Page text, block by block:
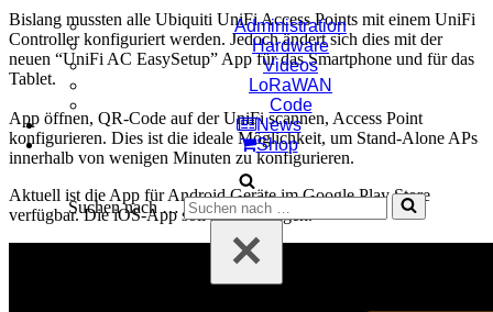
Administration
Hardware
Videos
LoRaWAN
Code
News
Shop
Suchen nach …
Bislang mussten alle Ubiquiti UniFi Access Points mit einem UniFi
Controller konfiguriert werden. Jedoch ändert sich dies mit der
neuen “UniFi AC EasySetup” App für das Smartphone und für das
Tablet.
App öffnen, QR-Code auf der UniFi scannen, Access Point
konfigurieren. Dies ist die ideale Möglichkeit, um Stand-Alone APs
innerhalb von wenigen Minuten zu konfigurieren.
Aktuell ist die App für Android Geräte im Google Play Store
verfügbar. Die iOS-App soll zeitnah folgen.